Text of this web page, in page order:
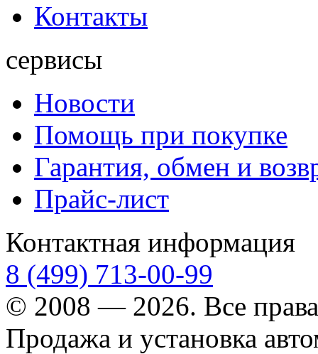
Контакты
сервисы
Новости
Помощь при покупке
Гарантия, обмен и
Прайс-лист
Контактная информация
8 (499) 713-00-99
© 2008 — 2026. Все
Продажа и установка